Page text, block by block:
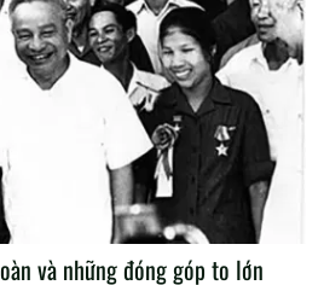
và những đóng góp to lớn